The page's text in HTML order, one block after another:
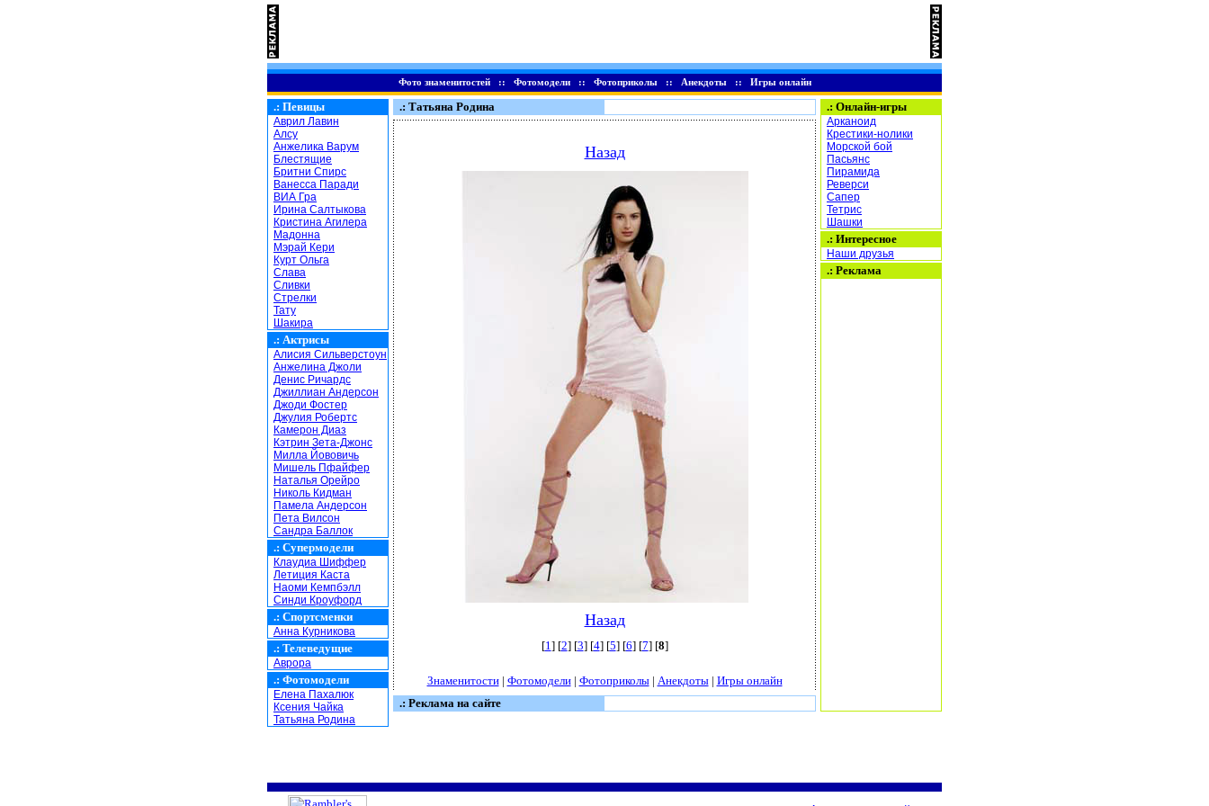
Фото знаменитостей:: Фотомодели:: Фотоприколы:: Анекдоты:: Игры онлайн
.: Певицы
Аврил Лавин
Алсу
Анжелика Варум
Блестящие
Бритни Спирс
Ванесса Паради
ВИА Гра
Ирина Салтыкова
Кристина Агилера
Мадонна
Мэрай Кери
Курт Ольга
Слава
Сливки
Стрелки
Тату
Шакира
.: Актрисы
Алисия Сильверстоун
Анжелина Джоли
Денис Ричардс
Джиллиан Андерсон
Джоди Фостер
Джулия Робертс
Камерон Диаз
Кэтрин Зета-Джонс
Милла Йововичь
Мишель Пфайфер
Наталья Орейро
Николь Кидман
Памела Андерсон
Пета Вилсон
Сандра Баллок
.: Супермодели
Клаудиа Шиффер
Летиция Каста
Наоми Кемпбэлл
Синди Кроуфорд
.: Спортсменки
Анна Курникова
.: Телеведущие
Аврора
.: Фотомодели
Елена Пахалюк
Ксения Чайка
Татьяна Родина
.: Татьяна Родина
Назад
Назад
[1] [2] [3] [4] [5] [6] [7] [8]
Знаменитости| Фотомодели| Фотоприколы| Анекдоты| Игры онлайн
.: Реклама на сайте
.: Онлайн-игры
Арканоид
Крестики-нолики
Морской бой
Пасьянс
Пирамида
Реверси
Сапер
Тетрис
Шашки
.: Интересное
Наши друзья
.: Реклама